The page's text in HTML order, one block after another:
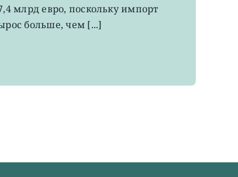
млрд евро, поскольку импорт
больше, чем [...]